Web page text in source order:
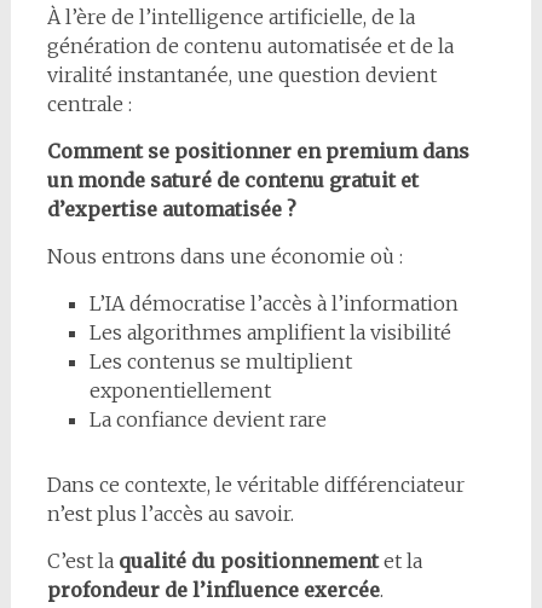
À l’ère de l’intelligence artificielle, de la
génération de contenu automatisée et de la
viralité instantanée, une question devient
centrale :
Comment se positionner en premium dans
un monde saturé de contenu gratuit et
d’expertise automatisée ?
Nous entrons dans une économie où :
L’IA démocratise l’accès à l’information
Les algorithmes amplifient la visibilité
Les contenus se multiplient
exponentiellement
La confiance devient rare
Dans ce contexte, le véritable différenciateur
n’est plus l’accès au savoir.
C’est la qualité du positionnementet la
profondeur de l’influence exercée.